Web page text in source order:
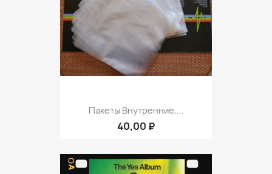
Пакеты Внутренние,...
40,00 ₽